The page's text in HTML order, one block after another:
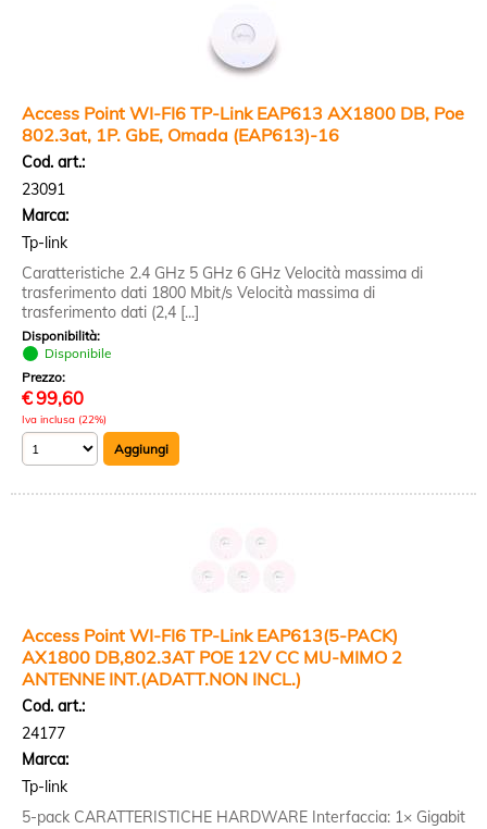
Access Point WI-FI6 TP-Link EAP613 AX1800 DB, Poe
802.3at, 1P. GbE, Omada (EAP613)-16
Cod. art.:
23091
Marca:
Tp-link
Caratteristiche 2.4 GHz 5 GHz 6 GHz Velocità massima di
trasferimento dati 1800 Mbit/s Velocità massima di
trasferimento dati (2,4 [...]
Disponibilità:
Disponibile
Prezzo:
€99,60
Iva inclusa (22%)
Access Point WI-FI6 TP-Link EAP613(5-PACK)
AX1800 DB,802.3AT POE 12V CC MU-MIMO 2
ANTENNE INT.(ADATT.NON INCL.)
Cod. art.:
24177
Marca:
Tp-link
5-pack CARATTERISTICHE HARDWARE Interfaccia: 1× Gigabit